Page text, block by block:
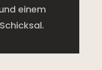
einem